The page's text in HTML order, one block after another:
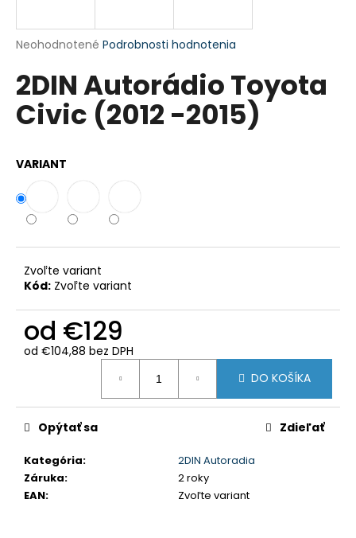
Priemerné
produktu
je
0,0
z
Neohodnotené Podrobnosti hodnotenia
2DIN Autorádio Toyota
Civic (2012 -2015)
VARIANT
Zvoľte variant
Kód: Zvoľte variant
od €129
od €104,88 bez DPH
DO KOŠÍKA
Kategória:
2DIN Autoradia
Záruka:
2 roky
EAN: Zvoľte variant
Opýtať sa Zdieľať
j
ť
?
O
d
p
o
ú
č
e
ANTÉNY
ZOSILNOVAČ
PRE
2DIN